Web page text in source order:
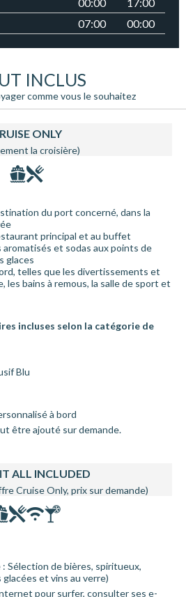
07:00 00:00
INCLUS
comme vous le souhaitez
ONLY
la croisière)
du port concerné, dans la
principal et au buffet
aromatisés et sodas aux points de
glaces
telles que les divertissements et
les bains à remous, la salle de sport et
incluses selon la catégorie de
Blu
à bord
être ajouté sur demande.
ALL INCLUDED
Cruise Only, prix sur demande)
Sélection de bières, spiritueux,
et vins au verre)
pour surfer, consulter ses e-